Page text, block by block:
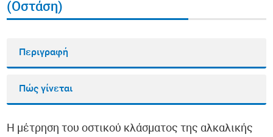
(Οστάση)
Περιγραφή
Πώς γίνεται
Η μέτρηση του οστικού κλάσματος της αλκαλικής